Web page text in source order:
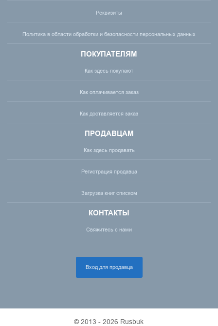
Реквизиты
Политика в области обработки и безопасности персональных данных
ПОКУПАТЕЛЯМ
Как здесь покупают
Как оплачивается заказ
Как доставляется заказ
ПРОДАВЦАМ
Как здесь продавать
Регистрация продавца
Загрузка книг списком
КОНТАКТЫ
Свяжитесь с нами
Вход для продавца
© 2013 - 2026 Rusbuk